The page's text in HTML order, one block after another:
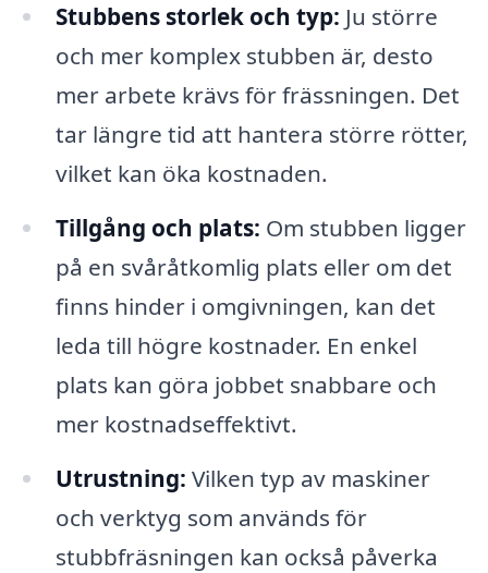
Stubbens storlek och typ: Ju större
och mer komplex stubben är, desto
mer arbete krävs för frässningen. Det
tar längre tid att hantera större rötter,
vilket kan öka kostnaden.
Tillgång och plats: Om stubben ligger
på en svåråtkomlig plats eller om det
finns hinder i omgivningen, kan det
leda till högre kostnader. En enkel
plats kan göra jobbet snabbare och
mer kostnadseffektivt.
Utrustning: Vilken typ av maskiner
och verktyg som används för
stubbfräsningen kan också påverka